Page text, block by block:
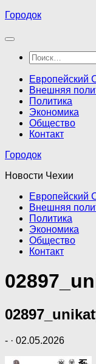
Перейти
содержимому
Городок
Найти:
Европейский
Внешняя
Политика
Экономика
Общество
Контакт
Городок
Новости Чехии
Европейский
Внешняя
Политика
Экономика
Общество
Контакт
- · 02.05.2026